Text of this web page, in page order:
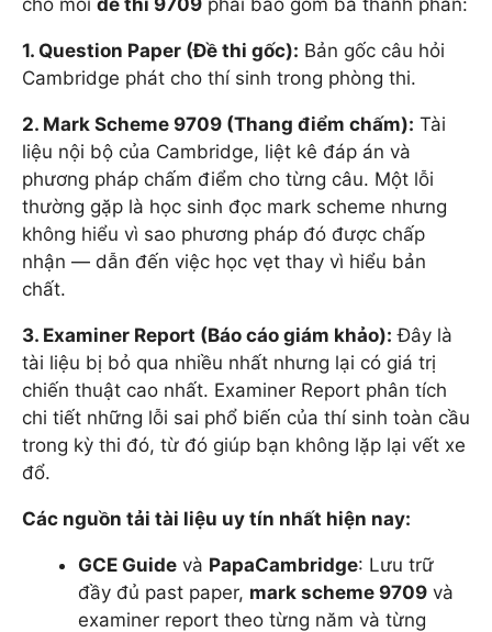
1. Question Paper (Đề thi gốc): Bản gốc câu hỏi
Cambridge phát cho thí sinh trong phòng thi.
2. Mark Scheme 9709 (Thang điểm chấm): Tài
liệu nội bộ của Cambridge, liệt kê đáp án và
phương pháp chấm điểm cho từng câu. Một lỗi
thường gặp là học sinh đọc mark scheme nhưng
không hiểu vì sao phương pháp đó được chấp
nhận — dẫn đến việc học vẹt thay vì hiểu bản
chất.
3. Examiner Report (Báo cáo giám khảo): Đây là
tài liệu bị bỏ qua nhiều nhất nhưng lại có giá trị
chiến thuật cao nhất. Examiner Report phân tích
chi tiết những lỗi sai phổ biến của thí sinh toàn cầu
trong kỳ thi đó, từ đó giúp bạn không lặp lại vết xe
đổ.
Các nguồn tải tài liệu uy tín nhất hiện nay:
GCE Guide và PapaCambridge: Lưu trữ
đầy đủ past paper, mark scheme 9709 và
examiner report theo từng năm và từng